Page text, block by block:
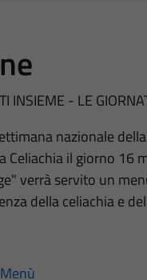
INSIEME - LE
nazionale
Celiachia il giorno 16
verrà servito un
della celiachia e